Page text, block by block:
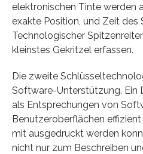
elektronischen Tinte werden
exakte Position, und Zeit des
Technologischer
kleinstes Gekritzel erfassen.
Die zweite
Software-Unterstützung. Ein
als Entsprechungen von
Benutzeroberflächen
mit ausgedruckt werden
nicht nur zum Beschreiben